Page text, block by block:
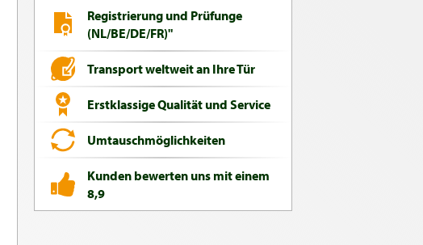
Registrierung und Prüfunge
(NL/BE/DE/FR)"
Transport weltweit an Ihre Tür
Erstklassige Qualität und Service
Umtauschmöglichkeiten
Kunden bewerten uns mit einem
8,9